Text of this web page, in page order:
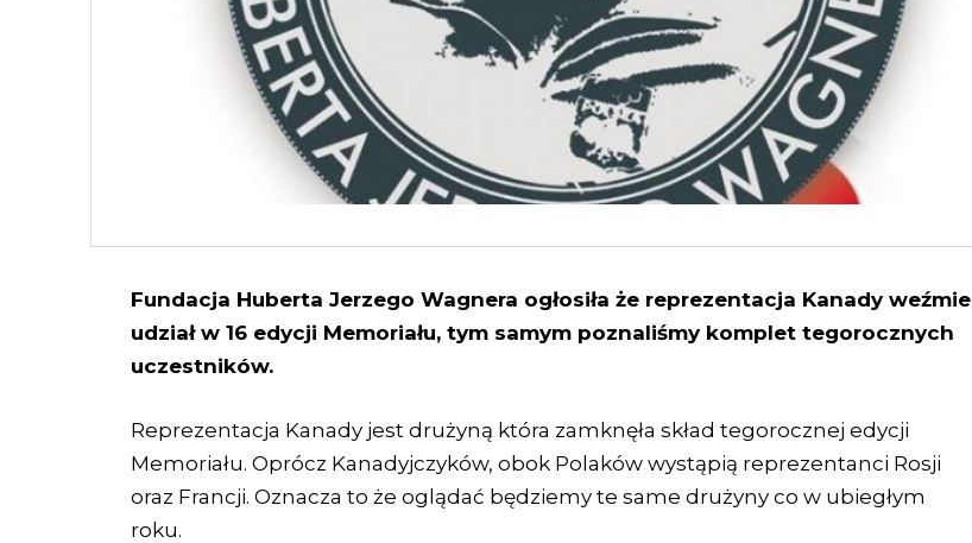
Fundacja Huberta Jerzego Wagnera ogłosiła że reprezentacja Kanady weźmie
udział w 16 edycji Memoriału, tym samym poznaliśmy komplet tegorocznych
uczestników.
Reprezentacja Kanady jest drużyną która zamknęła skład tegorocznej edycji
Memoriału. Oprócz Kanadyjczyków, obok Polaków wystąpią reprezentanci Rosji
oraz Francji. Oznacza to że oglądać będziemy te same drużyny co w ubiegłym
roku.